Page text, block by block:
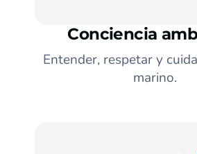
Conciencia
Entender, respetar y
marino.